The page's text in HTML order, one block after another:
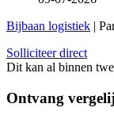
Bijbaan logistiek |
Solliciteer direct
Dit kan al binnen
Ontvang